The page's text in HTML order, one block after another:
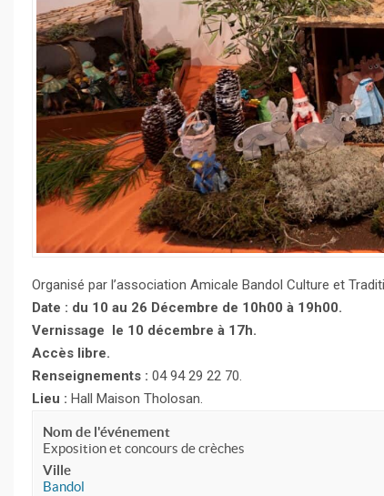
Organisé par l’association Amicale Bandol Culture et
Date : du 10 au 26 Décembre de 10h00 à 19h00.
Vernissage le 10 décembre à 17h.
Accès libre.
Renseignements : 04 94 29 22 70.
Lieu : Hall Maison Tholosan.
Nom de l'événement
Exposition et concours de crèches
Ville
Bandol